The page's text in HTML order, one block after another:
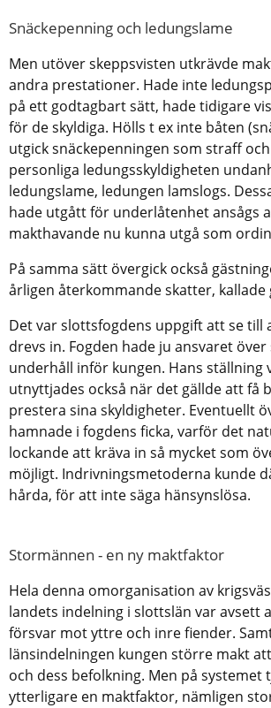
Snäckepenning och ledungslame
Men utöver skeppsvisten utkrävde
andra prestationer. Hade inte
på ett godtagbart sätt, hade tidigare
för de skyldiga. Hölls t ex inte båten
utgick snäckepenningen som straff
personliga ledungsskyldigheten
ledungslame, ledungen lamslogs.
hade utgått för underlåtenhet ansågs
makthavande nu kunna utgå som
På samma sätt övergick också
årligen återkommande skatter, kallade
Det var slottsfogdens uppgift att se till
drevs in. Fogden hade ju ansvaret
underhåll inför kungen. Hans ställning
utnyttjades också när det gällde att få
prestera sina skyldigheter. Eventuellt
hamnade i fogdens ficka, varför det
lockande att kräva in så mycket som
möjligt. Indrivningsmetoderna kunde
hårda, för att inte säga hänsynslösa.
Stormännen - en ny maktfaktor
Hela denna omorganisation av
landets indelning i slottslän var avsett
försvar mot yttre och inre fiender.
länsindelningen kungen större makt
och dess befolkning. Men på systemet
ytterligare en maktfaktor, nämligen